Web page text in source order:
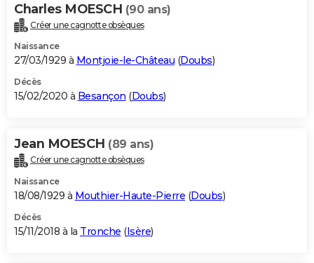
Charles MOESCH (90 ans)
Créer une cagnotte obsèques
Naissance
27/03/1929 à Montjoie-le-Château (Doubs)
Décès
15/02/2020 à Besançon (Doubs)
Jean MOESCH (89 ans)
Créer une cagnotte obsèques
Naissance
18/08/1929 à Mouthier-Haute-Pierre (Doubs)
Décès
15/11/2018 à la Tronche (Isère)